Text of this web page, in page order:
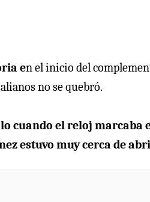
en el inicio del
no se quebró.
cuando el reloj marcaba
estuvo muy cerca de